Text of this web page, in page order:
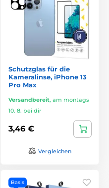
Schutzglas für die
Kameralinse, iPhone 13
Pro Max
Versandbereit, am montags
10. 8. bei dir
3,46 €
Vergleichen
Basis